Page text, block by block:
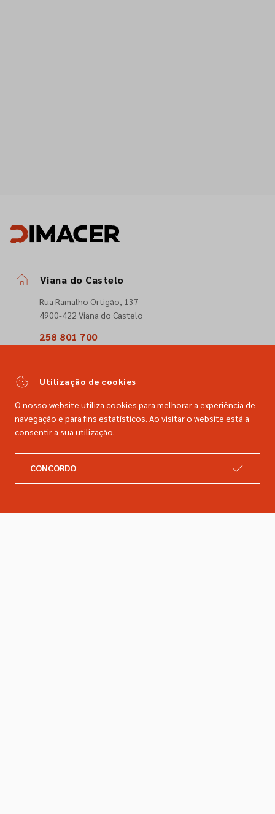
Viana do Castelo
Rua Ramalho Ortigão, 137
4900-422 Viana do Castelo
258 801 700
comercial@dimacer.com
Catálogo
Utilização de cookies
O nosso website utiliza cookies para melhorar a experiência de
navegação e para fins estatísticos. Ao visitar o website está a
consentir a sua utilização.
CONCORDO